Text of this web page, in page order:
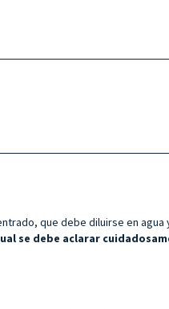
que debe diluirse en
se debe aclarar